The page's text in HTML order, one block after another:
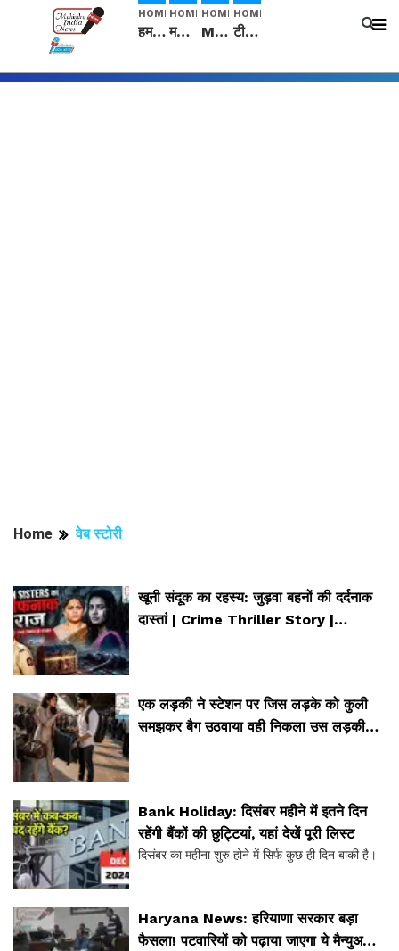
HOME
हम सनातनी..." सांसद kangana Ranaut से क्या बोली लड़की? Viral Jantar-Mantar | CJP protest
HOME
मनीषा हत्याकांड: हत्या, आत्महत्या या कोई बड़ा राज? | Full Story | Josh Haryana
HOME
Mangalsutra: हिंदू धर्म में शादी के बाद मंगलसूत्र क्यों पहनती है महिलाएं, किसने शुरु की ये परंपरा
HOME
टीम बीकेई ने एग्रीकल्चर ग्रेड की यूरिया खाद गट्टों में बदलकर टेक्निकल ग्रेड में बेचने वालों पर करवाई कार्रवाई: लखविंदर सिंह औलख
Home वेब स्टोरी
खूनी संदूक का रहस्य: जुड़वा बहनों की दर्दनाक
दास्तां | Crime Thriller Story |
एक लड़की ने स्टेशन पर जिस लड़के को कुली
समझकर बैग उठवाया वही निकला उस लड़की
Bank Holiday: दिसंबर महीने में इतने दिन
रहेंगी बैंकों की छुट्टियां, यहां देखें पूरी लिस्ट
दिसंबर का महीना शुरु होने में सिर्फ कुछ ही दिन बाकी है।
Haryana News: हरियाणा सरकार बड़ा
फैसला! पटवारियों को पढ़ाया जाएगा ये मैन्युअल